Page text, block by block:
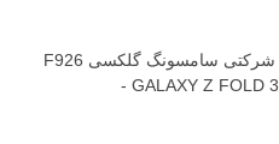
ال سی دی شرکتی سامسونگ گلکسی F926
- GALAXY Z FOLD 3